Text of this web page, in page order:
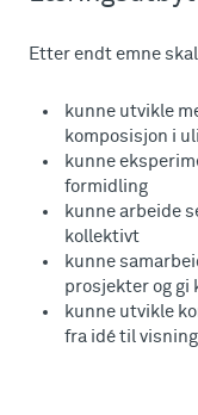
Etter endt emne
kunne utvikle
komposisjon i
kunne
formidling
kunne arbeide
kollektivt
kunne
prosjekter og
kunne utvikle
fra idé til visning